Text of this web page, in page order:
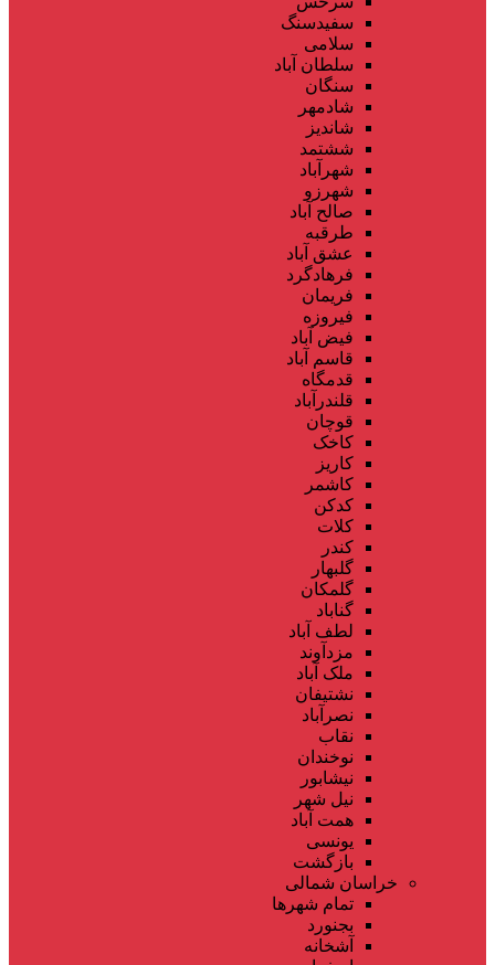
سفیدسنگ
سلامی
سلطان آباد
سنگان
شادمهر
شاندیز
ششتمد
شهرآباد
شهرزو
صالح آباد
طرقبه
عشق آباد
فرهادگرد
فریمان
فیروزه
فیض آباد
قاسم آباد
قدمگاه
قلندرآباد
قوچان
کاخک
کاریز
کاشمر
کدکن
کلات
کندر
گلبهار
گلمکان
گناباد
لطف آباد
مزدآوند
ملک آباد
نشتیفان
نصرآباد
نقاب
نوخندان
نیشابور
نیل شهر
همت آباد
یونسی
بازگشت
خراسان شمالی
تمام شهر‌ها
بجنورد
آشخانه